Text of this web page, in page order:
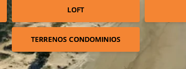
LOFT
TERRENOS CONDOMINIOS